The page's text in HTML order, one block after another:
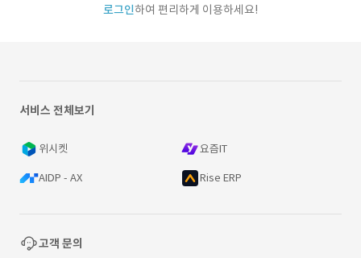
로그인하여 편리하게 이용하세요!
서비스 전체보기
위시켓 요즘IT
AIDP - AX Rise ERP
고객 문의